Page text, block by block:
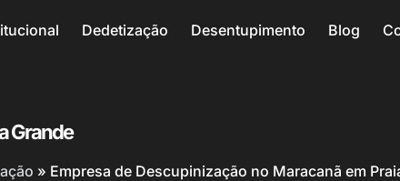
Dedetização Desentupimento Blog
Grande
» Empresa de Descupinização no Maracanã em